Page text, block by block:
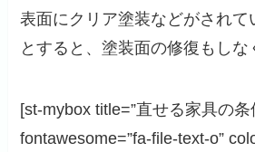
表面にクリア塗装などがされて
とすると、塗装面の修復もしな
[st-mybox title=”直せる家具の条
fontawesome=”fa-file-text-o”